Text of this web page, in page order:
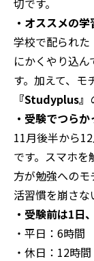
切です。
・オススメの
学校で配られた
にかくやり込
す。加えて、モ
『Studyplus』
・受験でつら
11月後半から
です。スマホ
方が勉強への
活習慣を崩さな
・受験前は1日
・平日：6時間
・休日：12時間